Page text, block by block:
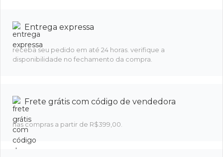
Entrega expressa
receba seu pedido em até 24 horas. verifique a
disponibilidade no fechamento da compra.
Frete grátis com código de vendedora
nas compras a partir de R$399,00.